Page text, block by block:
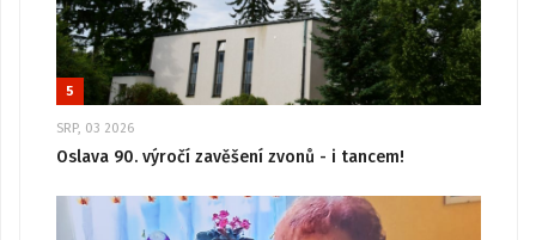
5
SRP, 03 2026
Oslava 90. výročí zavěšení zvonů - i tancem!